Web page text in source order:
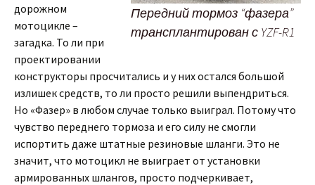
Передний тормоз “фазера”
трансплантирован с YZF-R1
дорожном
мотоцикле –
загадка. То ли при
проектировании
конструкторы просчитались и у них остался большой
излишек средств, то ли просто решили выпендриться.
Но «Фазер» в любом случае только выиграл. Потому что
чувство переднего тормоза и его силу не смогли
испортить даже штатные резиновые шланги. Это не
значит, что мотоцикл не выиграет от установки
армированных шлангов, просто подчеркивает,